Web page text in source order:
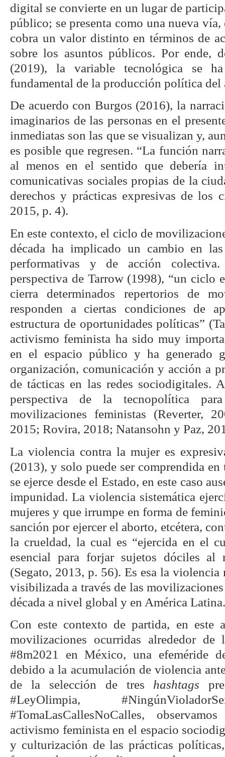
digital se convierte en un lugar de
público; se presenta como una nueva
cobra un valor distinto en términos de
sobre los asuntos públicos. Por ende,
(2019), la variable tecnológica se
fundamental de la producción política del
De acuerdo con Burgos (2016), la
imaginarios de las personas en el
inmediatas son las que se visualizan y,
es posible que regresen. “La función
al menos en el sentido que debería
comunicativas sociales propias de la
derechos y prácticas expresivas de los
2015, p. 4).
En este contexto, el ciclo de
década ha implicado un cambio en
performativas y de acción
perspectiva de Tarrow (1998), “un ciclo
cierra determinados repertorios de
responden a ciertas condiciones de
estructura de oportunidades políticas”
activismo feminista ha sido muy
en el espacio público y ha generado
organización, comunicación y acción a
de tácticas en las redes sociodigitales.
perspectiva de la tecnopolítica
movilizaciones feministas (Reverter,
2015; Rovira, 2018; Natansohn y Paz,
La violencia contra la mujer es
(2013), y solo puede ser comprendida
se ejerce desde el Estado, en este caso
impunidad. La violencia sistemática
mujeres y que irrumpe en forma de
sanción por ejercer el aborto, etcétera,
la crueldad, la cual es “ejercida en el
esencial para forjar sujetos dóciles al
(Segato, 2013, p. 56). Es esa la violencia
visibilizada a través de las
década a nivel global y en América Latina.
Con este contexto de partida, en este
movilizaciones ocurridas alrededor de
#8m2021 en México, una efeméride
debido a la acumulación de violencia
de la selección de tres hashtags
#LeyOlimpia,
#TomaLasCallesNoCalles,
activismo feminista en el espacio
y culturización de las prácticas